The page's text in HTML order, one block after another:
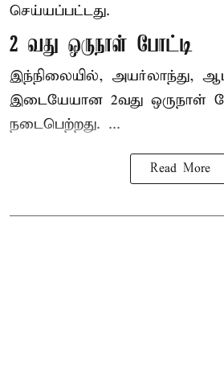
செய்யப்பட்டது.
2 வது ஒருநாள் போட்டி
இந்நிலையில், அயர்லாந்து,
இடையேயான 2வது ஒருநாள்
நடைபெற்றது. ...
Read More